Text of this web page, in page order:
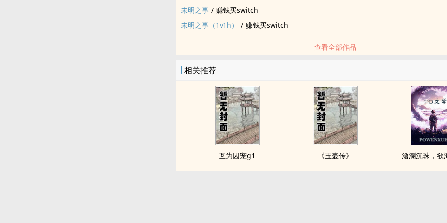
未明之事 / 赚钱买switch
未明之事（1v1h）
/ 赚钱买switch
查看全部作品
相关推荐
互为囚宠g1 《玉壶传》 滄瀾沉珠，欲